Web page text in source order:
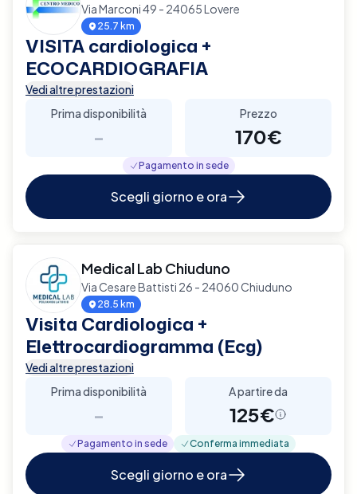
Via Marconi 49 - 24065 Lovere
25.7 km
VISITA cardiologica +
ECOCARDIOGRAFIA
Vedi altre prestazioni
Prima disponibilità
-
Prezzo
170€
Pagamento in sede
Scegli giorno e ora
Medical Lab Chiuduno
Via Cesare Battisti 26 - 24060 Chiuduno
28.5 km
Visita Cardiologica +
Elettrocardiogramma (Ecg)
Vedi altre prestazioni
Prima disponibilità
-
A partire da
125€
Pagamento in sede Conferma immediata
Scegli giorno e ora